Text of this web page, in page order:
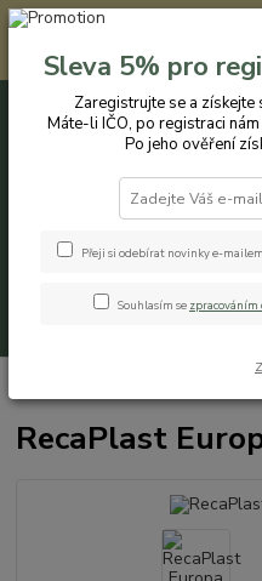
Registrovaným zákazníkům
IČO, po registraci nám jej zašlete
získáte slevu
+420 774 544 973
RecaPlast
Sleva 5% pro
Zaregistrujte se a získejte
Máte-li IČO, po registraci
Po jeho ověření
Přeji si odebírat novinky e-
Souhlasím se zpracováním